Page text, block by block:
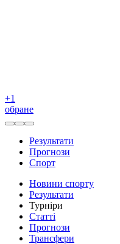
+1
обране
Результати
Прогнози
Спорт
Новини спорту
Результати
Турніри
Статті
Прогнози
Трансфери